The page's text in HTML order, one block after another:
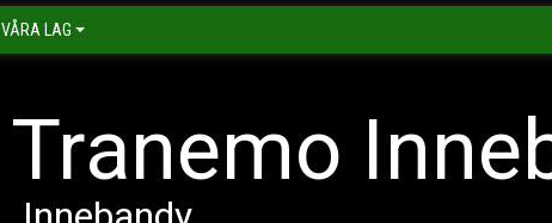
VÅRA LAG
Tranemo